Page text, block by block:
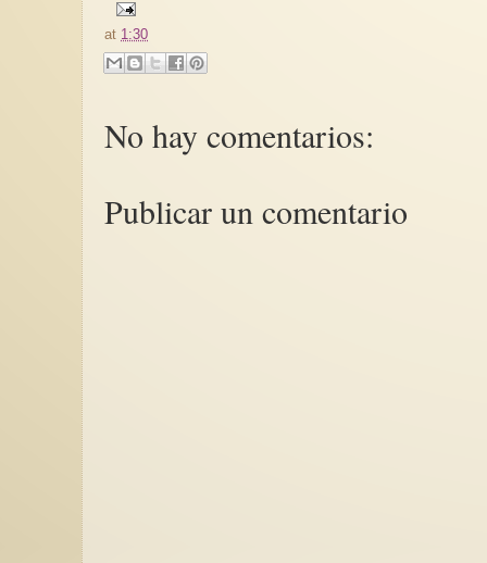
at 1:30
No hay comentarios:
Publicar un comentario